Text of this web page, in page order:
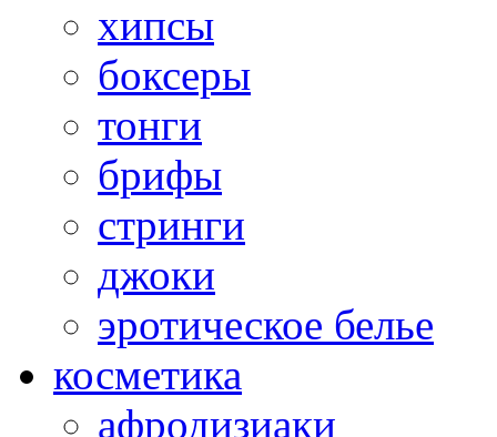
хипсы
боксеры
тонги
брифы
стринги
джоки
эротическое белье
косметика
афродизиаки